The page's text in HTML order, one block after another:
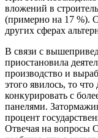
вложений в
(примерно на 17 %).
других сферах
В связи с
приостановила
производство и
этого явилось, то
конкурировать с
панелями.
процент
Отвечая на вопросы